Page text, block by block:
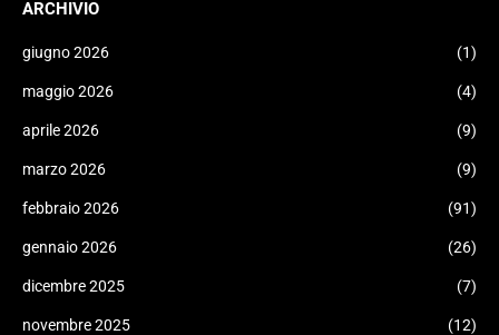
ARCHIVIO
giugno 2026 (1)
maggio 2026 (4)
aprile 2026 (9)
marzo 2026 (9)
febbraio 2026 (91)
gennaio 2026 (26)
dicembre 2025 (7)
novembre 2025 (12)